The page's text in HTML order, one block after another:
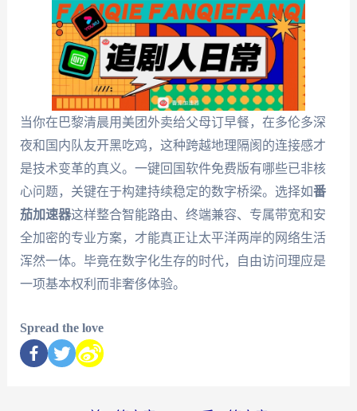
当你在巴黎清晨用美团外卖给父母订早餐，在多伦多深
夜和国内队友开黑吃鸡，这种跨越地理隔阂的连接感才
是技术变革的真义。一键回国软件免费版有哪些已非核
心问题，关键在于构建持续稳定的数字桥梁。选择如番
茄加速器这样整合智能路由、终端兼容、专属带宽和安
全加密的专业方案，才能真正让太平洋两岸的网络生活
浑然一体。毕竟在数字化生存的时代，自由访问理应是
一项基本权利而非奢侈体验。
Spread the love